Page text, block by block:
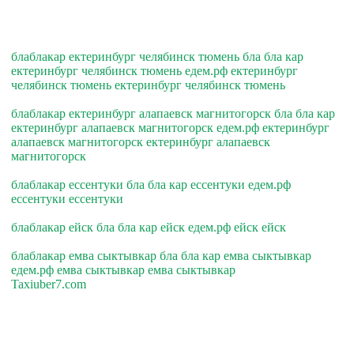
блаблакар ектеринбург челябинск тюмень бла бла кар
ектеринбург челябинск тюмень едем.рф ектеринбург
челябинск тюмень ектеринбург челябинск тюмень
блаблакар ектеринбург алапаевск магнитогорск бла бла кар
ектеринбург алапаевск магнитогорск едем.рф ектеринбург
алапаевск магнитогорск ектеринбург алапаевск
магнитогорск
блаблакар ессентуки бла бла кар ессентуки едем.рф
ессентуки ессентуки
блаблакар ейск бла бла кар ейск едем.рф ейск ейск
блаблакар емва сыктывкар бла бла кар емва сыктывкар
едем.рф емва сыктывкар емва сыктывкар
Taxiuber7.com